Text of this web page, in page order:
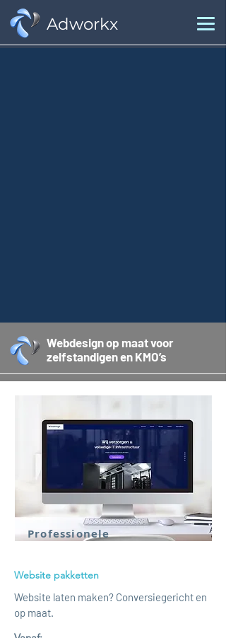
Adworkx
Webdesign op maat voor
zelfstandigen en KMO’s
Professionele
Website pakketten
Website laten maken? Conversiegericht en
op maat.